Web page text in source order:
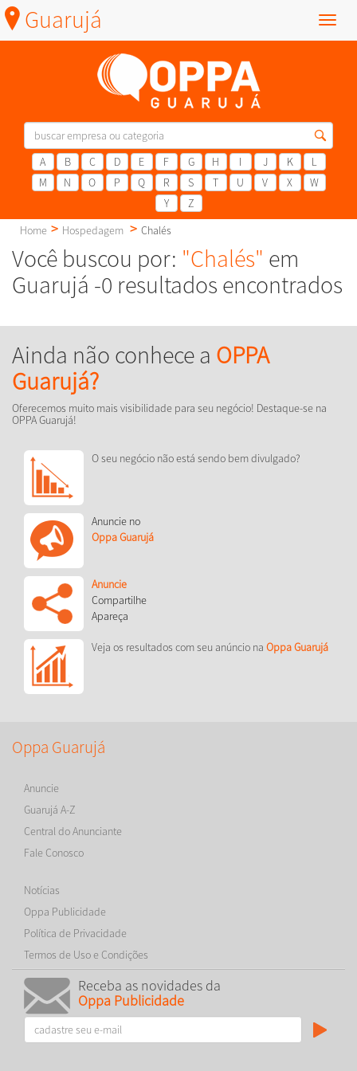
Menu
Guarujá
A B C D E F G H I J K
L
M
N O P Q R S T U V X
W
Y
Z
Home
Hospedagem Chalés
Você buscou por: "Chalés" em
Guarujá -0 resultados encontrados
Ainda não conhece a OPPA
Guarujá?
Oferecemos muito mais visibilidade para seu negócio! Destaque-se na
OPPA Guarujá!
O seu negócio não está sendo bem divulgado?
Anuncie no
Oppa Guarujá
Anuncie
Compartilhe
Apareça
Veja os resultados com seu anúncio na Oppa Guarujá
Oppa Guarujá
Anuncie
Guarujá A-Z
Central do Anunciante
Fale Conosco
Notícias
Oppa Publicidade
Política de Privacidade
Termos de Uso e Condições
Receba as novidades da
Oppa Publicidade